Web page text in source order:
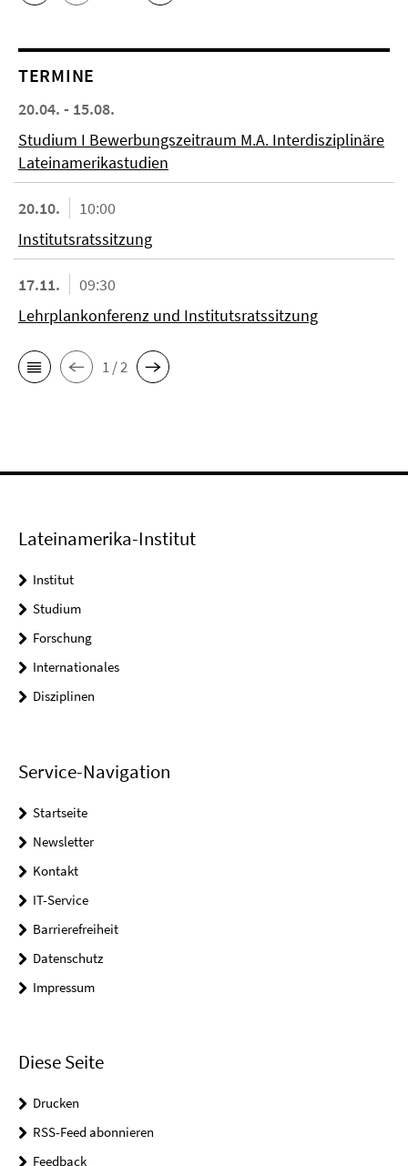
TERMINE
20.04. - 15.08.
Studium I Bewerbungszeitraum M.A. Interdisziplinäre
Lateinamerikastudien
20.10.
10:00
Institutsratssitzung
17.11.
09:30
Lehrplankonferenz und Institutsratssitzung
1 / 2
Lateinamerika-Institut
Institut
Studium
Forschung
Internationales
Disziplinen
Service-Navigation
Startseite
Newsletter
Kontakt
IT-Service
Barrierefreiheit
Datenschutz
Impressum
Diese Seite
Drucken
RSS-Feed abonnieren
Feedback